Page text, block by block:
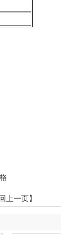
上一页】